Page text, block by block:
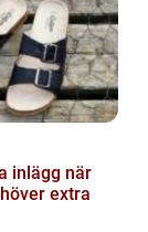
när
extra